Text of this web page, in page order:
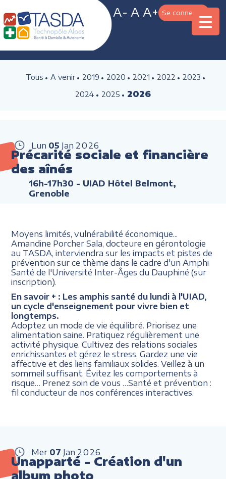
A- A A+ Se connecter
Tous A venir 2019 2020 2021 2022
2023
2024
2025 2026
Lun 05 Jan 2026
Précarité sociale et financière
des aînés
16h-17h30 - UIAD Hôtel Belmont,
Grenoble
Moyens limités, vulnérabilité économique...
Amandine Porcher Sala, docteure en gérontologie
au TASDA, interviendra sur les impacts et pistes de
prévention sur ce thème dans le cadre d'un Amphi
Santé de l'Université Inter-Âges du Dauphiné (sur
inscription).
En savoir + : Les amphis santé du lundi à l'UIAD,
un cycle d'enseignement pour vivre bien et
longtemps.
Adoptez un mode de vie équilibré. Priorisez une
alimentation saine. Pratiquez régulièrement une
activité physique. Cultivez des relations sociales
enrichissantes et gérez le stress. Gardez une vie
affective et des liens familiaux solides. Veillez à un
sommeil suffisant. Évitez les comportements à
risque… Prenez soin de vous …Santé et prévention :
fil conducteur de nos conférences interactives.
Mer 07 Jan 2026
Unapparté - Création d'un
album photo